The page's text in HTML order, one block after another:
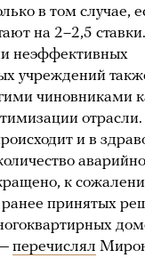
в том случае,
на 2–2,5
неэффективных
учреждений
чиновниками
и в
к
ранее принятых
перечислял